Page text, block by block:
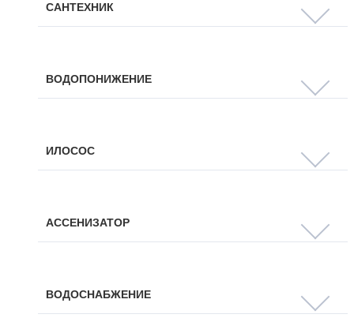
САНТЕХНИК
ВОДОПОНИЖЕНИЕ
ИЛОСОС
АССЕНИЗАТОР
ВОДОСНАБЖЕНИЕ